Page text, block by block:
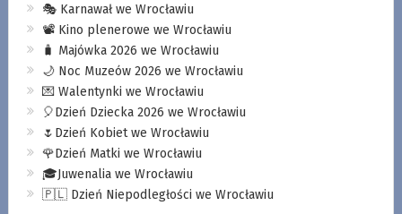
🎭 Karnawał we Wrocławiu
📽️ Kino plenerowe we Wrocławiu
🧳 Majówka 2026 we Wrocławiu
🌙 Noc Muzeów 2026 we Wrocławiu
💌 Walentynki we Wrocławiu
🎈Dzień Dziecka 2026 we Wrocławiu
🌷Dzień Kobiet we Wrocławiu
🌹Dzień Matki we Wrocławiu
🎓Juwenalia we Wrocławiu
🇵🇱 Dzień Niepodległości we Wrocławiu